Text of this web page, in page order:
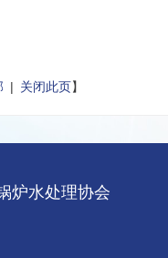
| 关闭此页】
炉水处理协会